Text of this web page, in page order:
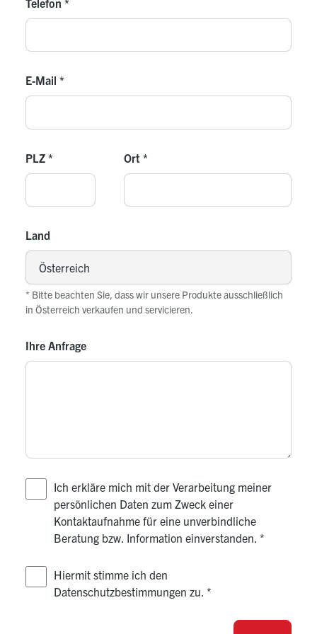
1x Außenfühler
1x Pufferfühler
E-Mail *
PLZ * Ort *
Land
* Bitte beachten Sie, dass wir unsere Produkte ausschließlich
in Österreich verkaufen und servicieren.
Ihre Anfrage
Ich erkläre mich mit der Verarbeitung meiner
persönlichen Daten zum Zweck einer
Kontaktaufnahme für eine unverbindliche
Beratung bzw. Information einverstanden. *
Hiermit stimme ich den
Datenschutzbestimmungen zu. *